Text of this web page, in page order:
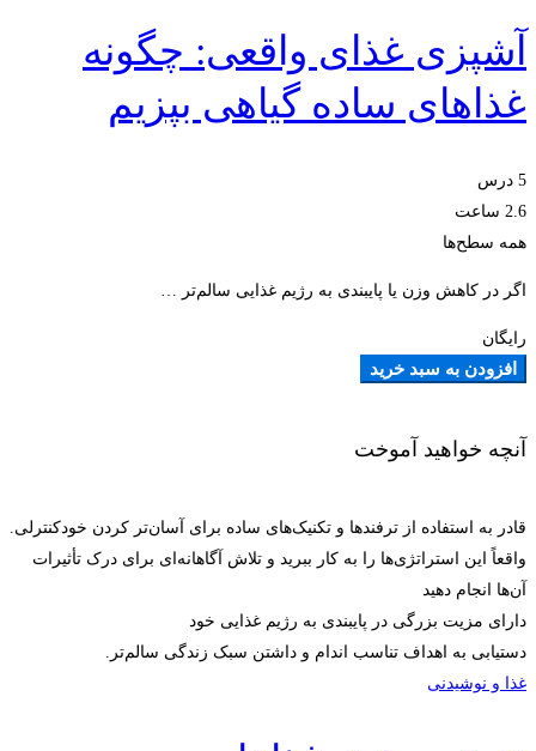
آشپزی غذای واقعی: چگونه
غذاهای ساده گیاهی بپزیم
5 درس
2.6 ساعت
همه سطح‌ها
اگر در کاهش وزن یا پایبندی به رژیم غذایی سالم‌تر …
رایگان
افزودن به سبد خرید
آنچه خواهید آموخت
قادر به استفاده از ترفندها و تکنیک‌های ساده برای آسان‌تر کردن خودکنترلی.
واقعاً این استراتژی‌ها را به کار ببرید و تلاش آگاهانه‌ای برای درک تأثیرات
آن‌ها انجام دهید
دارای مزیت بزرگی در پایبندی به رژیم غذایی خود
دستیابی به اهداف تناسب اندام و داشتن سبک زندگی سالم‌تر.
غذا و نوشیدنی